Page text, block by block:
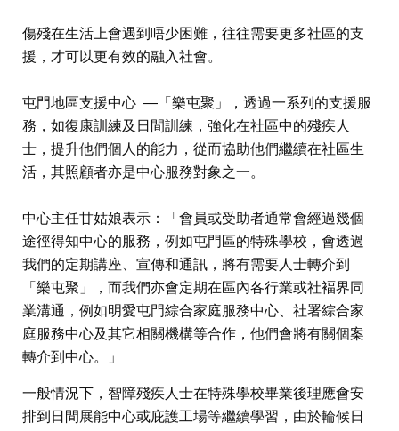
傷殘在生活上會遇到唔少困難，往往需要更多社區的支
援，才可以更有效的融入社會。
屯門地區支援中心 —「樂屯聚」，透過一系列的支援服
務，如復康訓練及日間訓練，強化在社區中的殘疾人
士，提升他們個人的能力，從而協助他們繼續在社區生
活，其照顧者亦是中心服務對象之一。
中心主任甘姑娘表示：「會員或受助者通常會經過幾個
途徑得知中心的服務，例如屯門區的特殊學校，會透過
我們的定期講座、宣傳和通訊，將有需要人士轉介到
「樂屯聚」，而我們亦會定期在區內各行業或社褔界同
業溝通，例如明愛屯門綜合家庭服務中心、社署綜合家
庭服務中心及其它相關機構等合作，他們會將有關個案
轉介到中心。」
一般情況下，智障殘疾人士在特殊學校畢業後理應會安
排到日間展能中心或庇護工場等繼續學習，由於輪候日